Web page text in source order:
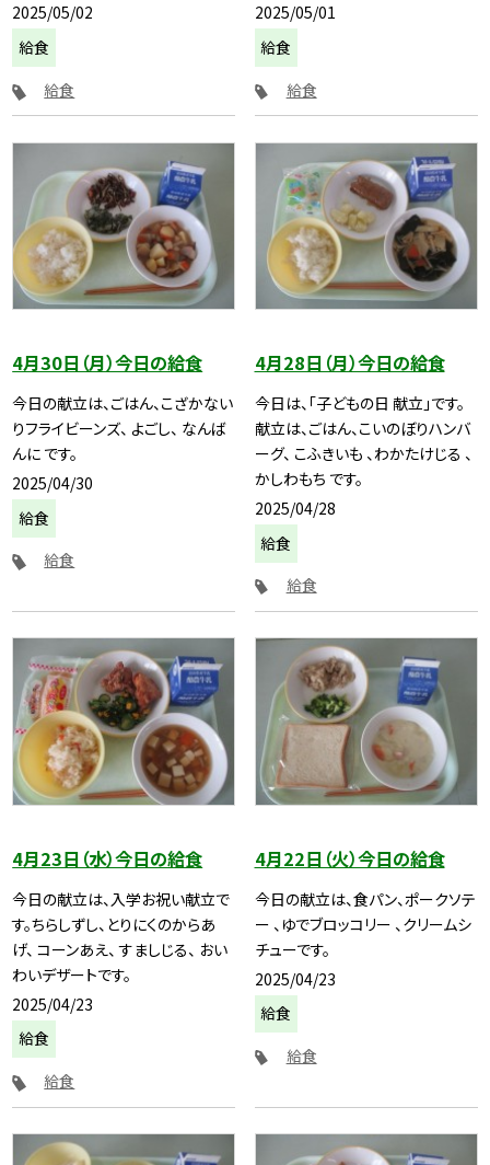
2025/05/02
給食
給食
2025/05/01
給食
給食
4月30日（月）今日の給食
今日の献立は、ごはん、こざかない
りフライビーンズ、 よごし、 なんば
んに です。
2025/04/30
給食
給食
4月28日（月）今日の給食
今日は、「子どもの日 献立」です。
献立は、ごはん、こいのぼりハンバ
ーグ、 こふきいも 、わかたけじる 、
かしわもち です。
2025/04/28
給食
給食
4月23日（水）今日の給食
今日の献立は、入学お祝い献立で
す。ちらしずし、とりにくのからあ
げ、 コーンあえ、 すましじる、 おい
わいデザートです。
2025/04/23
給食
給食
4月22日（火）今日の給食
今日の献立は、食パン、ポークソテ
ー 、ゆでブロッコリー 、クリームシ
チューです。
2025/04/23
給食
給食